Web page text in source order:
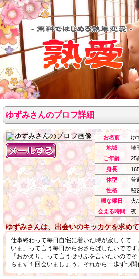
ゆずみさんのプロフ詳細
お名前
ゆ
地域
埼
ご年齢
25
身長
体型
普
性格
秘
暇な曜日
火
会える時間
夜
ゆずみさんは、出会いのキッカケを求め
仕事終わって毎日自宅に着いた時が寂しくて
いま」って言う毎日からおさらばしたいでで
「おかえり」って言うせりふを言いたいので
らまず１回会いましょう。それから一歩ずつ